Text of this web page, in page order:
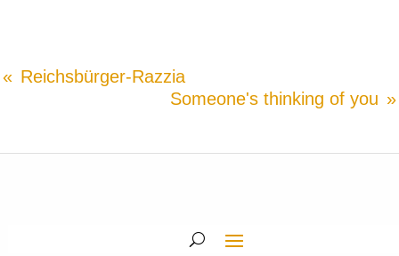
Reichsbürger-Razzia
Someone's thinking of you